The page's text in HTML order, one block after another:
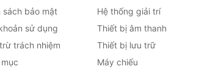
sách bảo mật
sử dụng
trách nhiệm
Hệ thống giải trí
Thiết bị âm thanh
Thiết bị lưu trữ
Máy chiếu